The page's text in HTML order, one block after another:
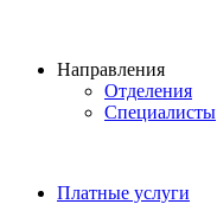
Направления
Отделения
Специалисты
Платные услуги